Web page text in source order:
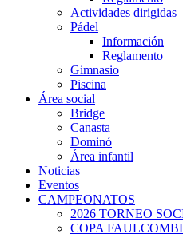
Actividades dirigidas
Pádel
Información
Reglamento
Gimnasio
Piscina
Área social
Bridge
Canasta
Dominó
Área infantil
Noticias
Eventos
CAMPEONATOS
2026 TORNEO
COPA